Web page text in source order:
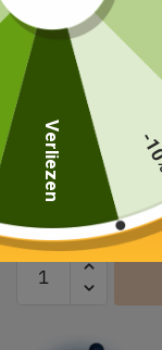
Japanse
Washi
16,90 €
Kleur -
Verliezen